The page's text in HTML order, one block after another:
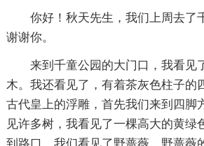
你好！秋天先生，我们上周去了
谢谢你。
来到千童公园的大门口，我看见
木。我还看见了，有着茶灰色柱子的
古代皇上的浮雕，首先我们来到四脚
见许多树，我看见了一棵高大的黄绿
到路口，我们看见了野蔷薇，野蔷薇